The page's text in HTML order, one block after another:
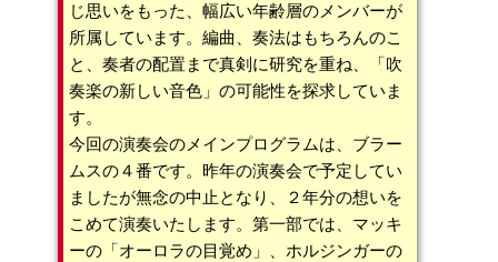
じ思いをもった、幅広い年齢層のメンバーが
所属しています。編曲、奏法はもちろんのこ
と、奏者の配置まで真剣に研究を重ね、「吹
奏楽の新しい音色」の可能性を探求していま
す。
今回の演奏会のメインプログラムは、ブラー
ムスの４番です。昨年の演奏会で予定してい
ましたが無念の中止となり、２年分の想いを
こめて演奏いたします。第一部では、マッキ
ーの「オーロラの目覚め」、ホルジンガーの